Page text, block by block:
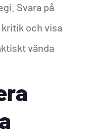
Svara på
och visa
vända